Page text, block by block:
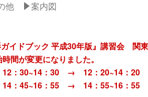
他 案内図
イドブック 平成30年版』講習会 関
間が変更になりました。
12：30~14：30 → 12：20~14：20
14：45~16：55 → 14：55~16：55